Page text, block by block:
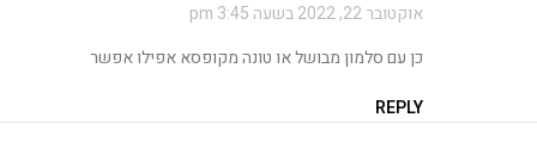
אוקטובר 22, 2022 בשעה 3:45 pm
כן עם סלמון מבושל או טונה מקופסא אפילו אפשר
REPLY